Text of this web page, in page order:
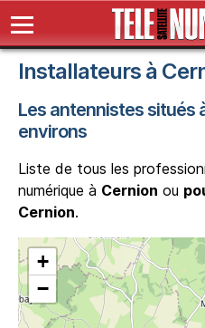
Installateurs à
Les antennistes situés
environs
Liste de tous les
numérique à Cernion ou
Cernion.
+
−